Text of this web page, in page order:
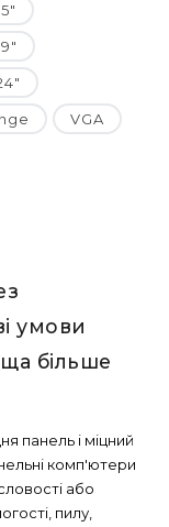
VGA
умови
більше
панель і міцний
комп'ютери
або
пилу,